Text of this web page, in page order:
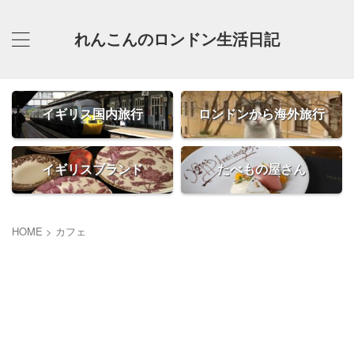
れんこんのロンドン生活日記
イギリス国内旅行 ロンドンから海外旅行
イギリスブランド たべもの屋さん
HOME > カフェ